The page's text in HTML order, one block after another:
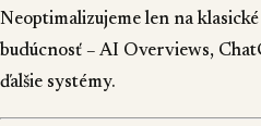
Neoptimalizujeme len na
budúcnosť – AI Overviews,
ďalšie systémy.